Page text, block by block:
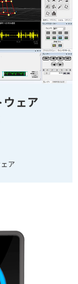
ェア
ア